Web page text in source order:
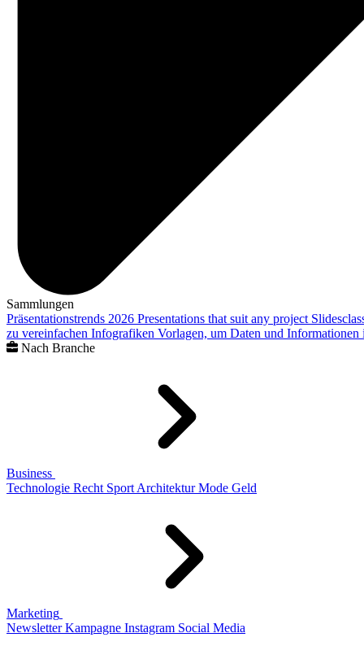
Sammlungen
Präsentationstrends 2026 Presentations that suit any project
zu vereinfachen Infografiken Vorlagen, um Daten und
Nach Branche
Business
Technologie Recht Sport Architektur Mode Geld
Marketing
Newsletter Kampagne Instagram Social Media